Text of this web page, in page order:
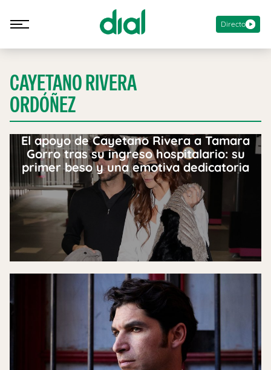
Directo
CAYETANO RIVERA
ORDÓÑEZ
El apoyo de Cayetano Rivera a Tamara
Gorro tras su ingreso hospitalario: su
primer beso y una emotiva dedicatoria